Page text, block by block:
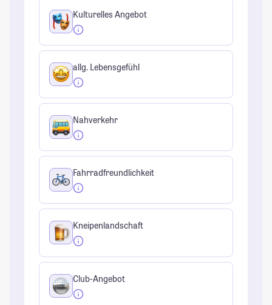
Kulturelles Angebot
allg. Lebensgefühl
Nahverkehr
Fahrradfreundlichkeit
Kneipenlandschaft
Club-Angebot